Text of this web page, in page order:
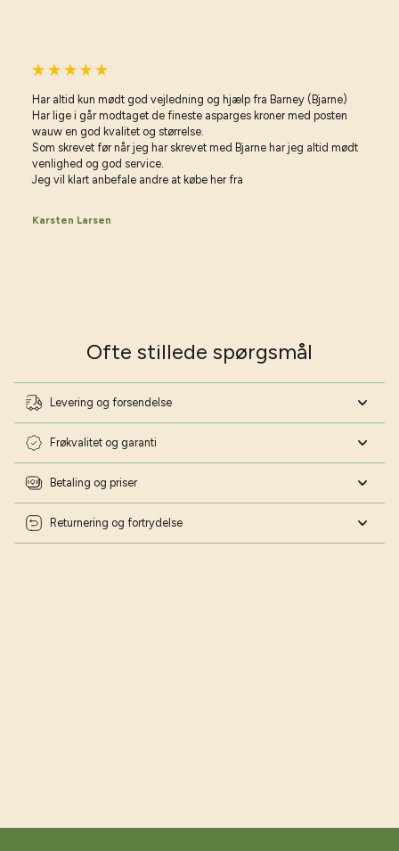
Har altid kun mødt god vejledning og hjælp fra Barney (Bjarne)
Har lige i går modtaget de fineste asparges kroner med posten
wauw en god kvalitet og størrelse.
Som skrevet før når jeg har skrevet med Bjarne har jeg altid mødt
venlighed og god service.
Jeg vil klart anbefale andre at købe her fra
Karsten Larsen
Ofte stillede spørgsmål
Levering og forsendelse
Frøkvalitet og garanti
Betaling og priser
Returnering og fortrydelse